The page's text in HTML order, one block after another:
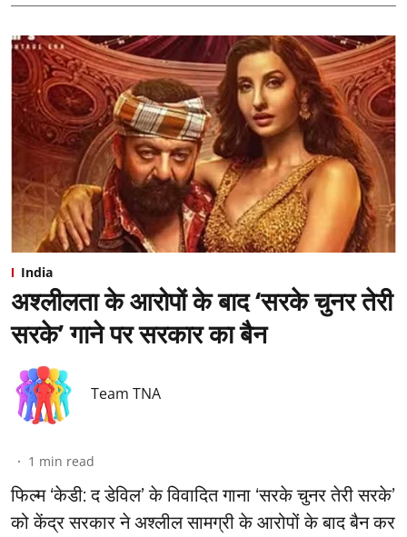
India
अश्लीलता के आरोपों के बाद ‘सरके चुनर तेरी
सरके’ गाने पर सरकार का बैन
Team TNA
1 min read
फिल्म ‘केडी: द डेविल’ के विवादित गाना ‘सरके चुनर तेरी सरके’
को केंद्र सरकार ने अश्लील सामग्री के आरोपों के बाद बैन कर